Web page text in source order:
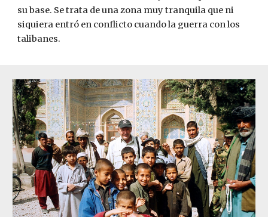
su base. Se trata de una zona muy tranquila que ni
siquiera entró en conflicto cuando la guerra con los
talibanes.